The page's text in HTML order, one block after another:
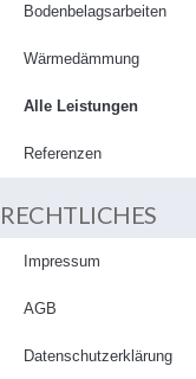
Bodenbelagsarbeiten
Wärmedämmung
Alle Leistungen
Referenzen
RECHTLICHES
Impressum
AGB
Datenschutzerklärung